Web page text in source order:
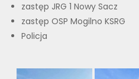
zastęp JRG 1 Nowy Sacz
zastęp OSP Mogilno KSRG
Policja